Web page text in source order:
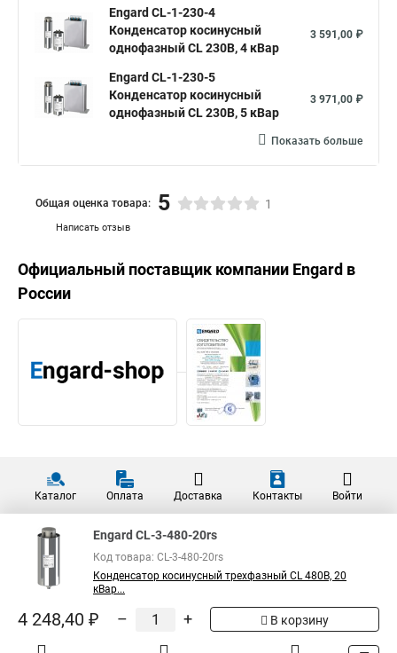
Engard CL-1-230-4
Конденсатор косинусный
однофазный CL 230В, 4 кВар
3 591,00 ₽
Engard CL-1-230-5
Конденсатор косинусный
однофазный CL 230В, 5 кВар
3 971,00 ₽
Показать больше
Написать отзыв
Общая оценка товара: 5 1
Официальный поставщик компании Engard в
России
Каталог Оплата Доставка Контакты Войти
Engard CL-3-480-20rs
Код товара: CL-3-480-20rs
Конденсатор косинусный трехфазный CL 480В, 20
кВар...
4 248,40 ₽ – + В корзину